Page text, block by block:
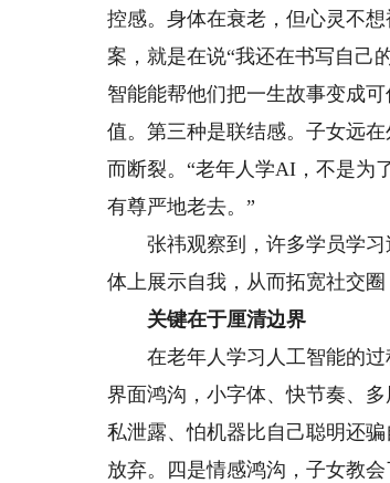
控感。身体在衰老，但心灵不
案，就是在说“我还在书写自己
智能能帮他们把一生故事变成
值。第三种是联结感。子女远
而断裂。“老年人学AI，不是为
有尊严地老去。”
张祎观察到，许多学员学习
体上展示自我，从而拓宽社交
关键在于厘清边界
在老年人学习人工智能的过
界面鸿沟，小字体、快节奏、
私泄露、怕机器比自己聪明还
放弃。四是情感鸿沟，子女教